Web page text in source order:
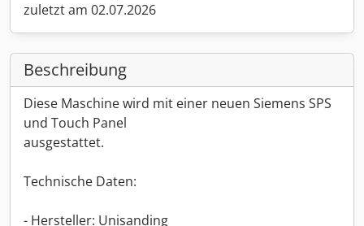
zuletzt am 02.07.2026
Beschreibung
Diese Maschine wird mit einer neuen Siemens SPS
und Touch Panel
ausgestattet.
Technische Daten:
- Hersteller: Unisanding